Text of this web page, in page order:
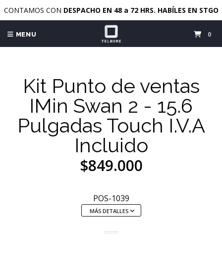
CONTAMOS CON DESPACHO EN 48 a 72 HRS. HABÍLES EN STGO
MENU 0
Kit Punto de ventas
IMin Swan 2 - 15.6
Pulgadas Touch I.V.A
Incluido
$849.000
POS-1039
MÁS DETALLES